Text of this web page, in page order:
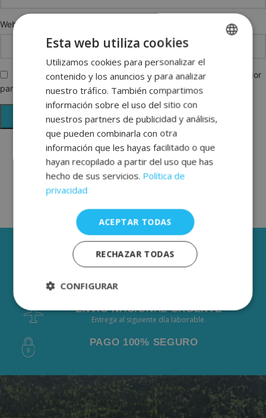
Web
Guarda mi nombre, correo electrónico y web en este navegador
para la próxima vez que comente.
3 AÑOS DE GARANTÍA
De 2 a 3 días laborables.
ENVÍO NACIONAL URGENTE
Entrega al siguiente día laborable.
PAGO 100% SEGURO
SPANISH
ENGLISH
GERMAN
Esta web utiliza cookies
Utilizamos cookies para personalizar el
contenido y los anuncios y para analizar
nuestro tráfico. También compartimos
información sobre el uso del sitio con
nuestros partners de publicidad y análisis,
que pueden combinarla con otra
información que les hayas facilitado o que
hayan recopilado a partir del uso que has
hecho de sus servicios. Política de
privacidad
ACEPTAR TODAS
RECHAZAR TODAS
CONFIGURAR
Estrictamente
necesarias
Rendimiento